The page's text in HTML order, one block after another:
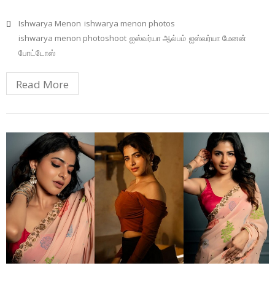
Ishwarya Menon ishwarya menon photos
ishwarya menon photoshoot ஐஸ்வர்யா ஆல்பம் ஐஸ்வர்யா மேனன்
போட்டோஸ்
Read More